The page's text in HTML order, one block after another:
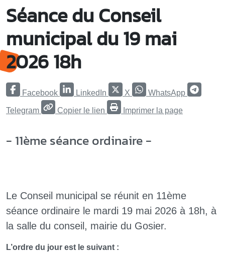
Séance du Conseil
municipal du 19 mai
2026 18h
Facebook LinkedIn X WhatsApp
Telegram Copier le lien Imprimer la page
- 11ème séance ordinaire -
Le Conseil municipal se réunit en 11ème
séance ordinaire le mardi 19 mai 2026 à 18h, à
la salle du conseil, mairie du Gosier.
L’ordre du jour est le suivant :